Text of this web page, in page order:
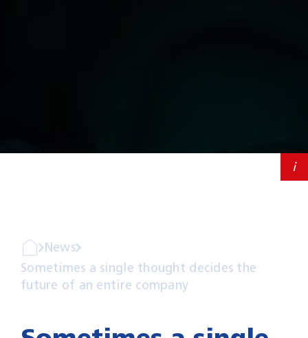
i
News
Sometimes a single thought decides the
future of an entire company